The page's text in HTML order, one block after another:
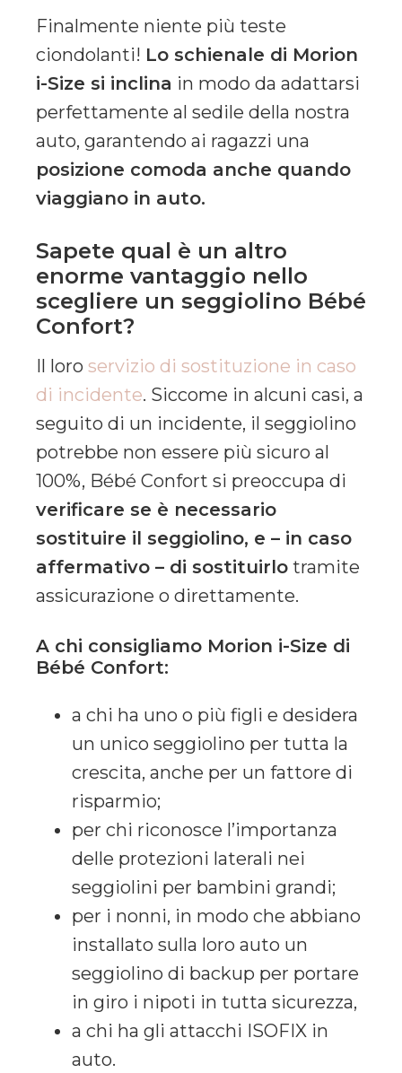
Finalmente niente più teste
ciondolanti! Lo schienale di Morion
i-Size si inclina in modo da adattarsi
perfettamente al sedile della nostra
auto, garantendo ai ragazzi una
posizione comoda anche quando
viaggiano in auto.
Sapete qual è un altro
enorme vantaggio nello
scegliere un seggiolino Bébé
Confort?
Il loro servizio di sostituzione in caso
di incidente. Siccome in alcuni casi, a
seguito di un incidente, il seggiolino
potrebbe non essere più sicuro al
100%, Bébé Confort si preoccupa di
verificare se è necessario
sostituire il seggiolino, e – in caso
affermativo – di sostituirlo tramite
assicurazione o direttamente.
A chi consigliamo Morion i-Size di
Bébé Confort:
a chi ha uno o più figli e desidera
un unico seggiolino per tutta la
crescita, anche per un fattore di
risparmio;
per chi riconosce l’importanza
delle protezioni laterali nei
seggiolini per bambini grandi;
per i nonni, in modo che abbiano
installato sulla loro auto un
seggiolino di backup per portare
in giro i nipoti in tutta sicurezza,
a chi ha gli attacchi ISOFIX in
auto.